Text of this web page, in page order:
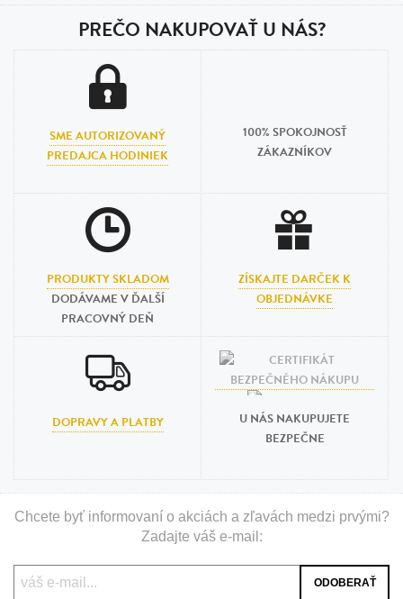
PREČO NAKUPOVAŤ U NÁS?
SME AUTORIZOVANÝ
PREDAJCA HODINIEK
100% SPOKOJNOSŤ
ZÁKAZNÍKOV
PRODUKTY SKLADOM
DODÁVAME V ĎALŠÍ
PRACOVNÝ DEŇ
ZÍSKAJTE DARČEK K
OBJEDNÁVKE
DOPRAVY A PLATBY
U NÁS NAKUPUJETE
BEZPEČNE
Chcete byť informovaní o akciách a zľavách medzi prvými?
Zadajte váš e-mail: